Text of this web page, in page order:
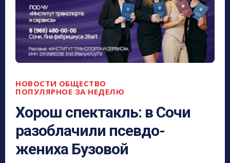
НОВОСТИ ОБЩЕСТВО
ПОПУЛЯРНОЕ ЗА НЕДЕЛЮ
Хорош спектакль: в Сочи
разоблачили псевдо-
жениха Бузовой